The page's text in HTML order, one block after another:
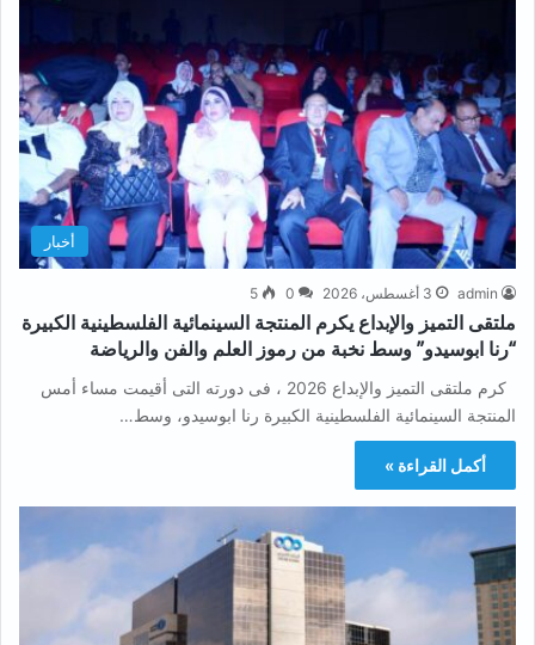
أخبار
admin 3 أغسطس، 2026 0
5
ملتقى التميز والإبداع يكرم المنتجة السينمائية الفلسطينية الكبيرة
“رنا ابوسيدو” وسط نخبة من رموز العلم والفن والرياضة
كرم ملتقى التميز والإبداع 2026 ، فى دورته التى أقيمت مساء أمس
المنتجة السينمائية الفلسطينية الكبيرة رنا ابوسيدو، وسط…
أكمل القراءة »